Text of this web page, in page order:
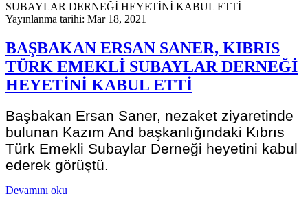
Yayınlanma tarihi: Mar 18, 2021
BAŞBAKAN ERSAN SANER, KIBRIS
TÜRK EMEKLİ SUBAYLAR DERNEĞİ
HEYETİNİ KABUL ETTİ
Başbakan Ersan Saner, nezaket ziyaretinde
bulunan Kazım And başkanlığındaki Kıbrıs
Türk Emekli Subaylar Derneği heyetini kabul
ederek görüştü.
Devamını oku